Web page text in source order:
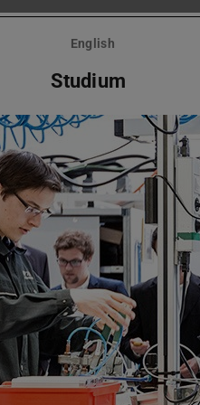
English
Studium